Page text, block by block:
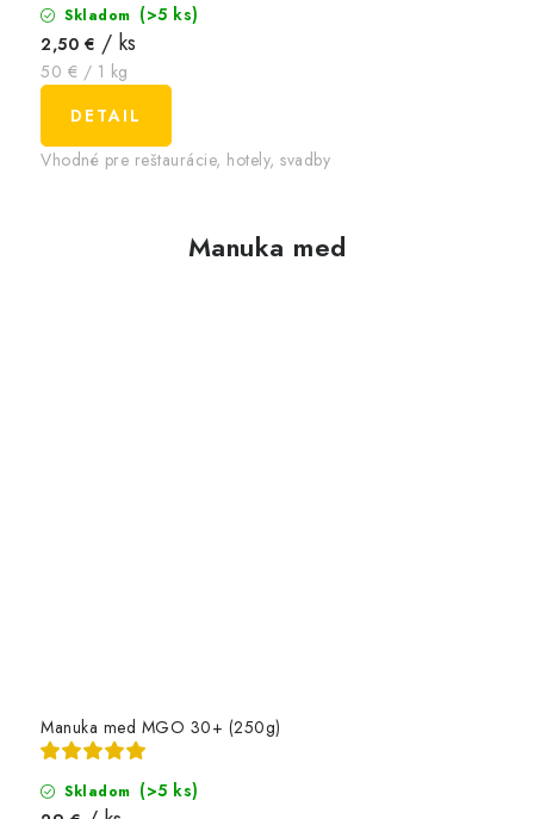
Skladom (>5 ks)
2,50 € / ks
Jednotková
cena:
50 € / 1 kg
DETAIL
Vhodné pre reštaurácie, hotely, svadby
Manuka med
Manuka med MGO 30+ (250g)
Skladom (>5 ks)